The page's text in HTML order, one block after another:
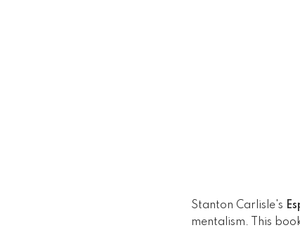
Stanton Carlisle's
mentalism. This